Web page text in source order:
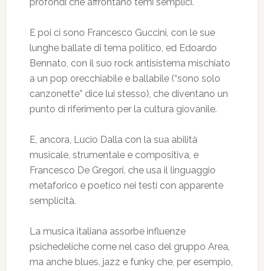
E poi ci sono Francesco Guccini, con le sue
lunghe ballate di tema politico, ed Edoardo
Bennato, con il suo rock antisistema mischiato
a un pop orecchiabile e ballabile (“sono solo
canzonette” dice lui stesso), che diventano un
punto di riferimento per la cultura giovanile.
E, ancora, Lucio Dalla con la sua abilità
musicale, strumentale e compositiva, e
Francesco De Gregori, che usa il linguaggio
metaforico e poetico nei testi con apparente
semplicità.
La musica italiana assorbe influenze
psichedeliche come nel caso del gruppo Area,
ma anche blues, jazz e funky che, per esempio,